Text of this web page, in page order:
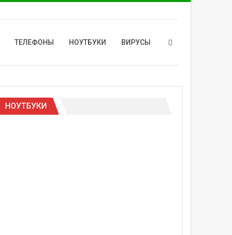
ТЕЛЕФОНЫ НОУТБУКИ ВИРУСЫ
НОУТБУКИ